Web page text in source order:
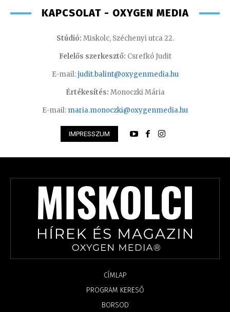
KAPCSOLAT - OXYGEN MEDIA
Stúdió: Miskolc, Széchenyi utca 22.
Felelős szerkesztő: Csrefkó Judit
E-mail:judit.balint@oxygenmedia.hu
Értékesítés: Monoczki Mária
E-mail: maria.monoczki@oxygenmedia.hu
IMPRESSZUM
CÍMLAP
PROGRAM KERESŐ
BORSOD